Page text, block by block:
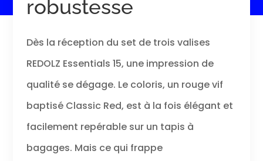
et gares. SÉCURITÉ —
pour sécuriser vos
affaires lors de vos
voyages. CONFORT
— Poignée
réglable pour
taille et faciliter le
transport.
robustesse
Dès la réception du set de trois valises
REDOLZ Essentials 15, une impression de
qualité se dégage. Le coloris, un rouge vif
baptisé Classic Red, est à la fois élégant et
facilement repérable sur un tapis à
bagages. Mais ce qui frappe